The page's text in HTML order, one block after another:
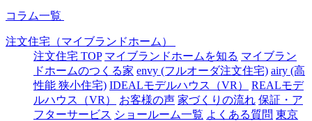
コラム一覧
注文住宅（マイブランドホーム）
注文住宅 TOP マイブランドホームを知る マイブラン
ドホームのつくる家 envy (フルオーダ注文住宅) airy (高
性能 狭小住宅) IDEALモデルハウス（VR）
REALモデ
ルハウス（VR）
お客様の声 家づくりの流れ 保証・ア
フターサービス ショールーム一覧 よくある質問 東京